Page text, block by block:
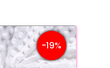
-19%